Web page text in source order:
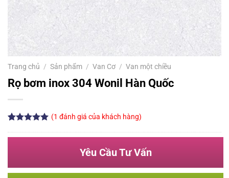
Trang chủ / Sản phẩm / Van Cơ / Van một chiều
Rọ bơm inox 304 Wonil Hàn Quốc
dựa trên
(1 đánh giá của khách hàng)
Yêu Cầu Tư Vấn